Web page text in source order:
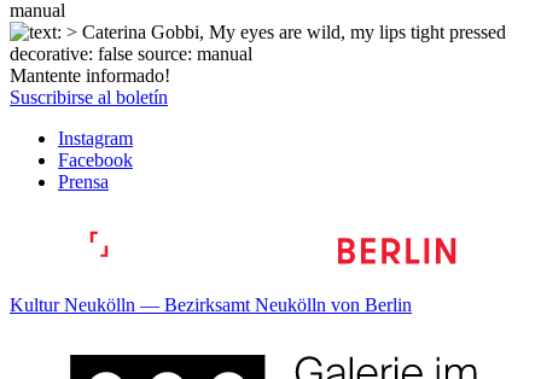
Mantente informado!
Suscribirse al boletín
Instagram
Facebook
Prensa
Kultur Neukölln — Bezirksamt Neukölln von Berlin